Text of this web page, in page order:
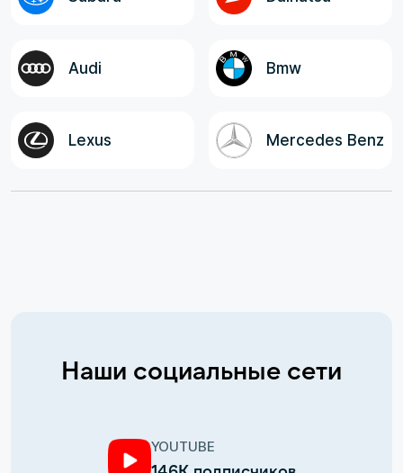
Audi Bmw
Lexus Mercedes Benz
Наши социальные сети
YOUTUBE